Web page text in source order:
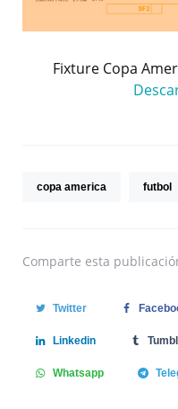
Fixture Copa
copa america futbol
Comparte esta
Twitter
Linkedin
Whatsapp